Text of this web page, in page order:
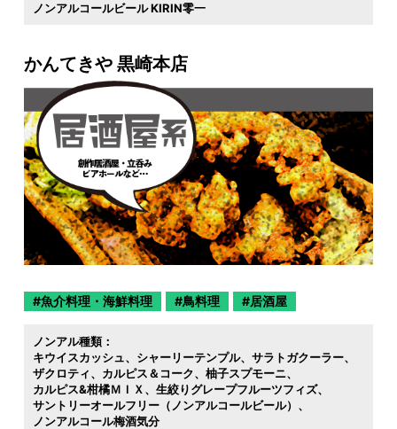
ノンアルコールビール KIRIN零一
かんてきや 黒崎本店
魚介料理・海鮮料理 鳥料理 居酒屋
ノンアル種類：
キウイスカッシュ
シャーリーテンプル
サラトガクーラー
ザクロティ
カルピス＆コーク
柚子スプモーニ
カルピス&柑橘ＭＩＸ
生絞りグレープフルーツフィズ
サントリーオールフリー（ノンアルコールビール）
ノンアルコール梅酒気分